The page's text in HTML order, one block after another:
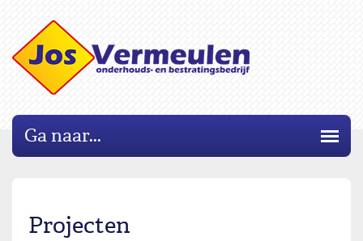
Ga naar...
Projecten